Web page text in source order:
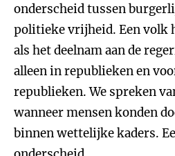
onderscheid tussen
politieke vrijheid. Een volk
als het deelnam aan de
alleen in republieken en
republieken. We spreken
wanneer mensen konden
binnen wettelijke kaders.